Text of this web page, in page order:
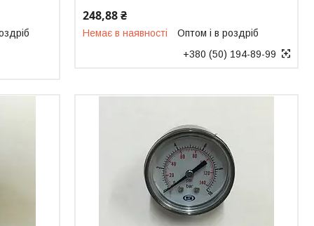
248,88 ₴
Немає в наявності
Оптом і в роздріб
+380 (50) 194-89-99